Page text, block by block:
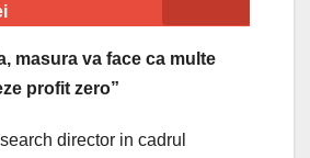
masura va face ca multe
profit zero”
director in cadrul